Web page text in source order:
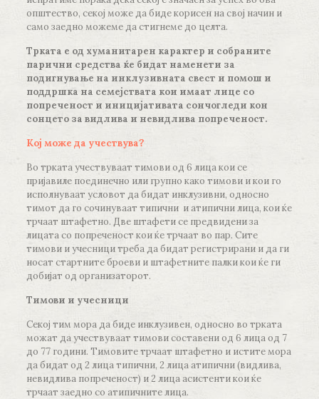
општество, секој може да биде корисен на свој начин и
само заедно можеме да стигнеме до целта.
Трката е од хуманитарен карактер и собраните
парични средства ќе бидат наменети за
подигнување на инклузивната свест и помош и
поддршка на семејствата кои имаат лице со
попреченост и иницијативата сончогледи кон
сонцето за видлива и невидлива попреченост.
Кој може да учествува?
Во трката учествуваат тимови од 6 лица кои се
пријавиле поединечно или групно како тимови и кои го
исполнуваат условот да бидат инклузивни, односно
тимот да го сочинуваат типични и атипични лица, кои ќе
трчаат штафетно. Две штафети се предвидени за
лицата со попреченост кои ќе трчаат во пар. Сите
тимови и учесници треба да бидат регистрирани и да ги
носат стартните броеви и штафетните палки кои ќе ги
добијат од организаторот.
Тимови и учесници
Секој тим мора да биде инклузивен, односно во трката
можат да учествуваат тимови составени од 6 лица од 7
до 77 години. Тимовите трчаат штафетно и истите мора
да бидат од 2 лица типични, 2 лица атипични (видлива,
невидлива попреченост) и 2 лица асистенти кои ќе
трчаат заедно со атипичните лица.